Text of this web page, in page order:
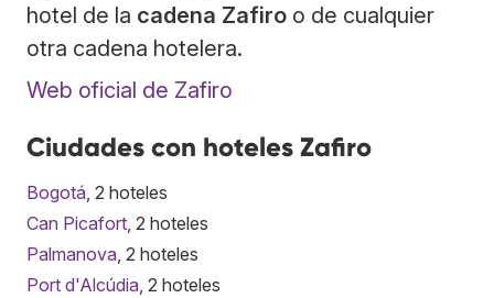
hotel de la cadena Zafiro o de cualquier
otra cadena hotelera.
Web oficial de Zafiro
Ciudades con hoteles Zafiro
Bogotá , 2 hoteles
Can Picafort , 2 hoteles
Palmanova , 2 hoteles
Port d'Alcúdia , 2 hoteles